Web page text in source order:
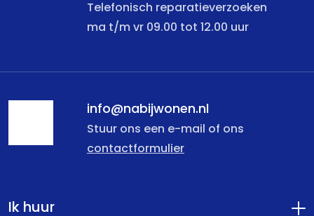
Telefonisch reparatieverzoeken
ma t/m vr 09.00 tot 12.00 uur
info@nabijwonen.nl
Stuur ons een e-mail of ons
contactformulier
Ik huur